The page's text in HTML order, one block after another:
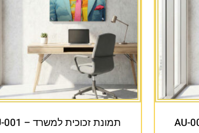
תמונת זכוכית למשרד – AU-001